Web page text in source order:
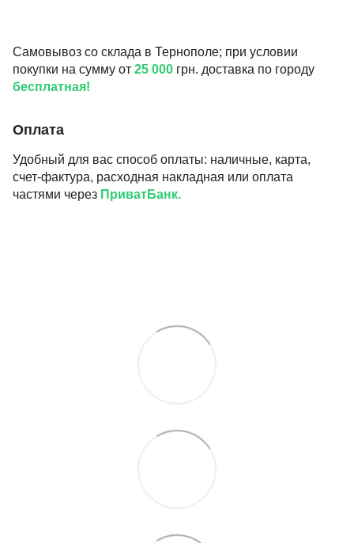
Самовывоз со склада в Тернополе; при условии
покупки на сумму от 25 000 грн. доставка по городу
бесплатная!
Оплата
Удобный для вас способ оплаты: наличные, карта,
счет-фактура, расходная накладная или оплата
частями через ПриватБанк.